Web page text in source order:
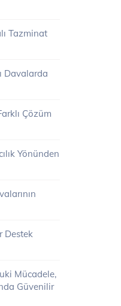
Tazminat
Davalarda
Çözüm
Yönünden
Destek
Mücadele,
Güvenilir